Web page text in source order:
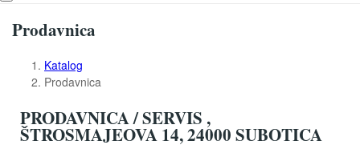
Prodavnica
Katalog
Prodavnica
PRODAVNICA / SERVIS ,
ŠTROSMAJEOVA 14, 24000 SUBOTICA